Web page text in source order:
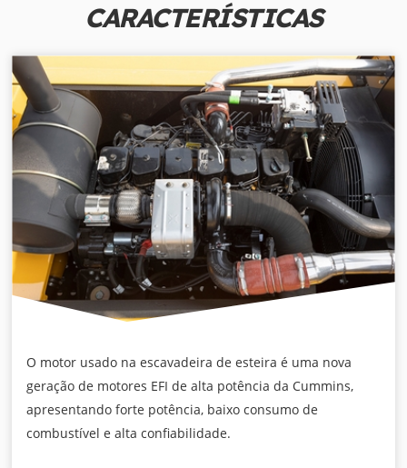
CARACTERÍSTICAS
O motor usado na escavadeira de esteira é uma nova
geração de motores EFI de alta potência da Cummins,
apresentando forte potência, baixo consumo de
combustível e alta confiabilidade.